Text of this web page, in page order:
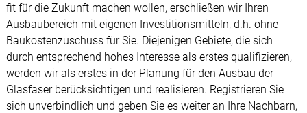
fit für die Zukunft machen wollen, erschließen wir Ihren
Ausbaubereich mit eigenen Investitionsmitteln, d.h. ohne
Baukostenzuschuss für Sie. Diejenigen Gebiete, die sich
durch entsprechend hohes Interesse als erstes qualifizieren,
werden wir als erstes in der Planung für den Ausbau der
Glasfaser berücksichtigen und realisieren. Registrieren Sie
sich unverbindlich und geben Sie es weiter an Ihre Nachbarn,